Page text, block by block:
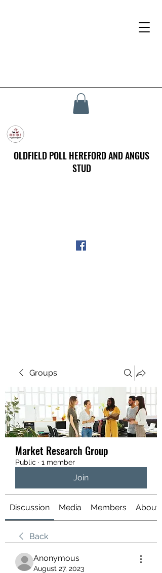
OLDFIELD POLL HEREFORD AND ANGUS
STUD
Groups
Market Research Group
Public · 1 member
Join
Discussion Media Members About
Back
Anonymous
August 27, 2023